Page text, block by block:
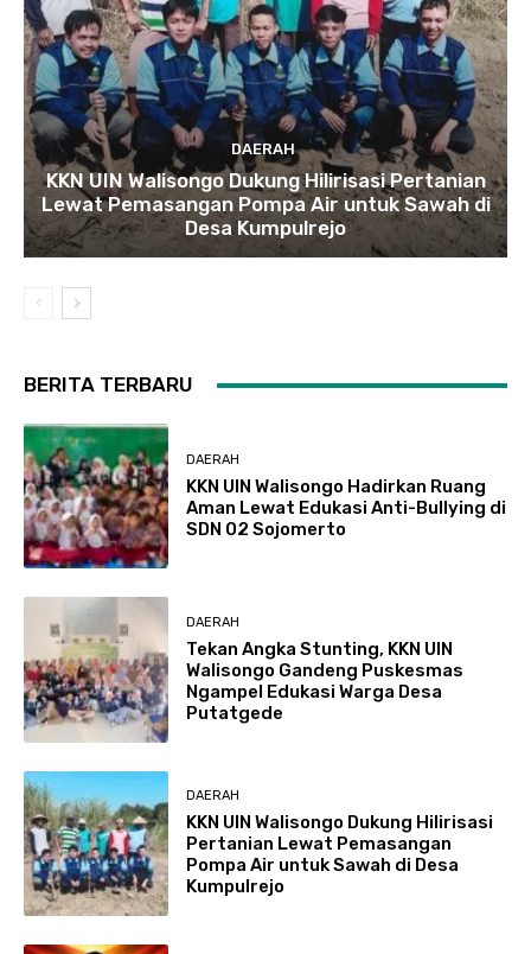
DAERAH
KKN UIN Walisongo Dukung Hilirisasi Pertanian
Lewat Pemasangan Pompa Air untuk Sawah di
Desa Kumpulrejo
BERITA TERBARU
DAERAH
KKN UIN Walisongo Hadirkan Ruang
Aman Lewat Edukasi Anti-Bullying di
SDN 02 Sojomerto
DAERAH
Tekan Angka Stunting, KKN UIN
Walisongo Gandeng Puskesmas
Ngampel Edukasi Warga Desa
Putatgede
DAERAH
KKN UIN Walisongo Dukung Hilirisasi
Pertanian Lewat Pemasangan
Pompa Air untuk Sawah di Desa
Kumpulrejo